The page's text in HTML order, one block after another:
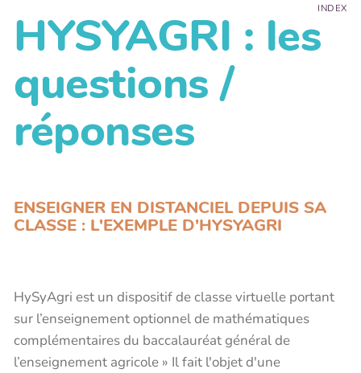
INDEX
HYSYAGRI : les
questions /
réponses
ENSEIGNER EN DISTANCIEL DEPUIS SA
CLASSE : L'EXEMPLE D'HYSYAGRI
HySyAgri est un dispositif de classe virtuelle portant
sur l’enseignement optionnel de mathématiques
complémentaires du baccalauréat général de
l’enseignement agricole » Il fait l'objet d'une